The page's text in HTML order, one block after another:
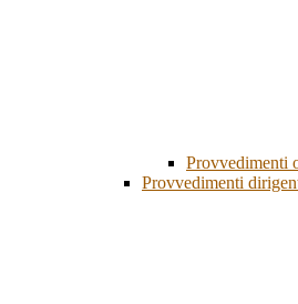
Provvedimenti
Provvedimenti